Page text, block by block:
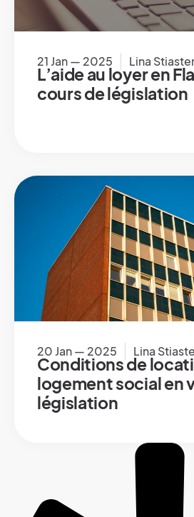
21 Jan — 2025 Lina
L’aide au loyer en
cours de législation
20 Jan — 2025 Lina
Conditions de
logement social en
législation